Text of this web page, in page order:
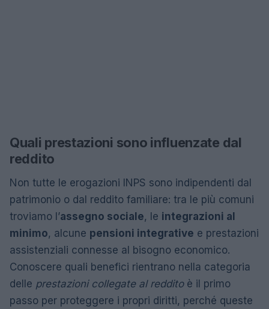
Quali prestazioni sono influenzate dal
reddito
Non tutte le erogazioni INPS sono indipendenti dal
patrimonio o dal reddito familiare: tra le più comuni
troviamo l’assegno sociale, le integrazioni al
minimo, alcune pensioni integrative e prestazioni
assistenziali connesse al bisogno economico.
Conoscere quali benefici rientrano nella categoria
delle prestazioni collegate al redditoè il primo
passo per proteggere i propri diritti, perché queste